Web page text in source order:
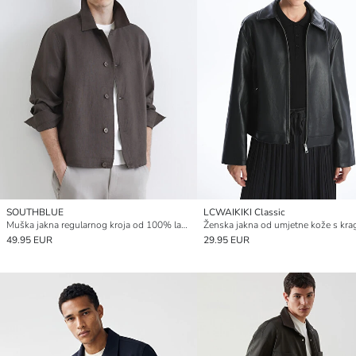
SOUTHBLUE
Muška jakna regularnog kroja od 100% lana
49.95 EUR
LCWAIKIKI Classic
Ženska jakna od umjetne kože s
29.95 EUR